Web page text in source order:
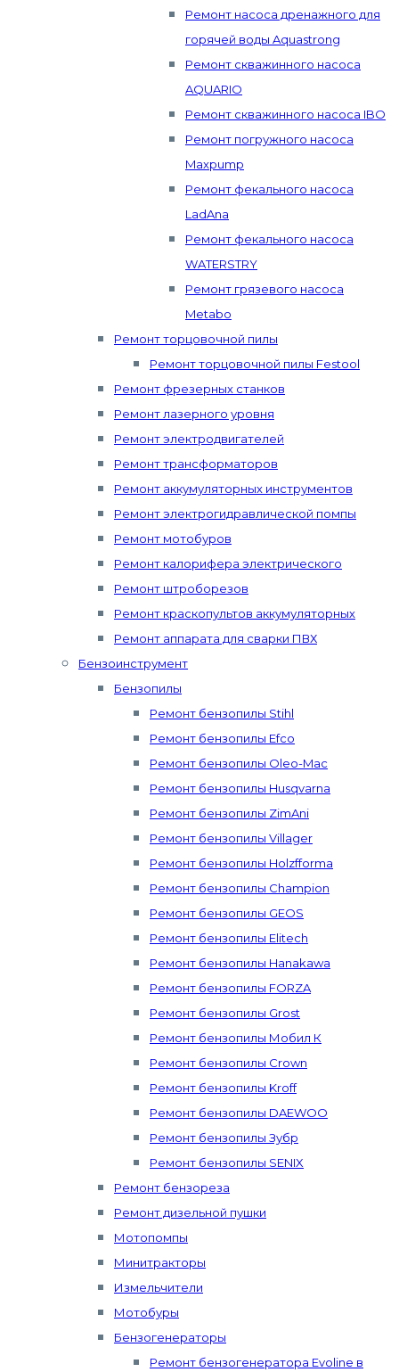
Ремонт насоса дренажного для
горячей воды Aquastrong
Ремонт скважинного насоса
AQUARIO
Ремонт скважинного насоса IBO
Ремонт погружного насоса
Maxpump
Ремонт фекального насоса
LadAna
Ремонт фекального насоса
WATERSTRY
Ремонт грязевого насоса
Metabo
Ремонт торцовочной пилы
Ремонт торцовочной пилы Festool
Ремонт фрезерных станков
Ремонт лазерного уровня
Ремонт электродвигателей
Ремонт трансформаторов
Ремонт аккумуляторных инструментов
Ремонт электрогидравлической помпы
Ремонт мотобуров
Ремонт калорифера электрического
Ремонт штроборезов
Ремонт краскопультов аккумуляторных
Ремонт аппарата для сварки ПВХ
Бензоинструмент
Бензопилы
Ремонт бензопилы Stihl
Ремонт бензопилы Efco
Ремонт бензопилы Oleo-Mac
Ремонт бензопилы Husqvarna
Ремонт бензопилы ZimAni
Ремонт бензопилы Villager
Ремонт бензопилы Holzfforma
Ремонт бензопилы Champion
Ремонт бензопилы GEOS
Ремонт бензопилы Elitech
Ремонт бензопилы Hanakawa
Ремонт бензопилы FORZA
Ремонт бензопилы Grost
Ремонт бензопилы Мобил К
Ремонт бензопилы Crown
Ремонт бензопилы Kroff
Ремонт бензопилы DAEWOO
Ремонт бензопилы Зубр
Ремонт бензопилы SENIX
Ремонт бензореза
Ремонт дизельной пушки
Мотопомпы
Минитракторы
Измельчители
Мотобуры
Бензогенераторы
Ремонт бензогенератора Evoline в